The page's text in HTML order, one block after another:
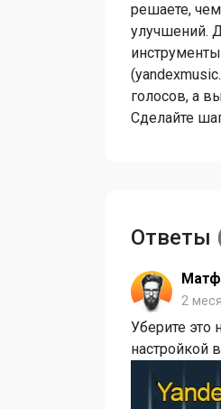
решаете,
улучшений.
голосов, а
Сделайте
Ответы
2
Уберите это
настройкой